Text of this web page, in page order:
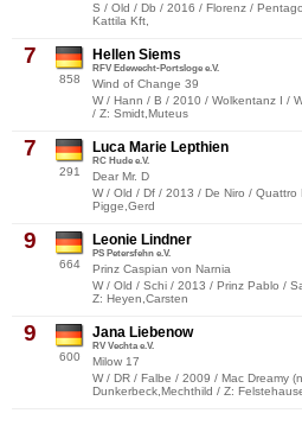
S / Old / Db / 2016 / Florenz /
Kattila Kft,
7
858
Hellen Siems
RFV Edewecht-Portsloge e.V.
Wind of Change 39
W / Hann / B / 2010 / Wolkentanz I /
/ Z: Smidt,Muteus
7
291
Luca Marie Lepthien
RC Hude e.V.
Dear Mr. D
W / Old / Df / 2013 / De Niro /
Pigge,Gerd
9
664
Leonie Lindner
PS Petersfehn e.V.
Prinz Caspian von Narnia
W / Old / Schi / 2013 / Prinz Pablo /
Z: Heyen,Carsten
9
600
Jana Liebenow
RV Vechta e.V.
Milow 17
W / DR / Falbe / 2009 / Mac Dreamy
Dunkerbeck,Mechthild / Z: